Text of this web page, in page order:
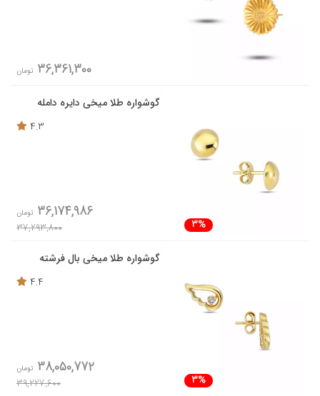
36,361,300 تومان
گوشواره طلا میخی دایره دامله
4.3
3%
36,174,986 تومان
37,293,800
گوشواره طلا میخی بال فرشته
4.4
3%
38,050,772 تومان
39,227,600